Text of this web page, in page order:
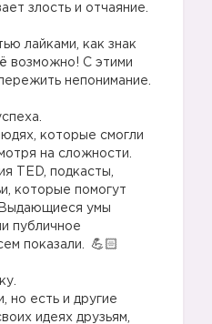
злость и отчаяние.
лайками, как знак
возможно! С этими
непонимание.
которые смогли
на сложности.
TED, подкасты,
которые помогут
умы
публичное
показали.
но есть и другие
идеях друзьям,